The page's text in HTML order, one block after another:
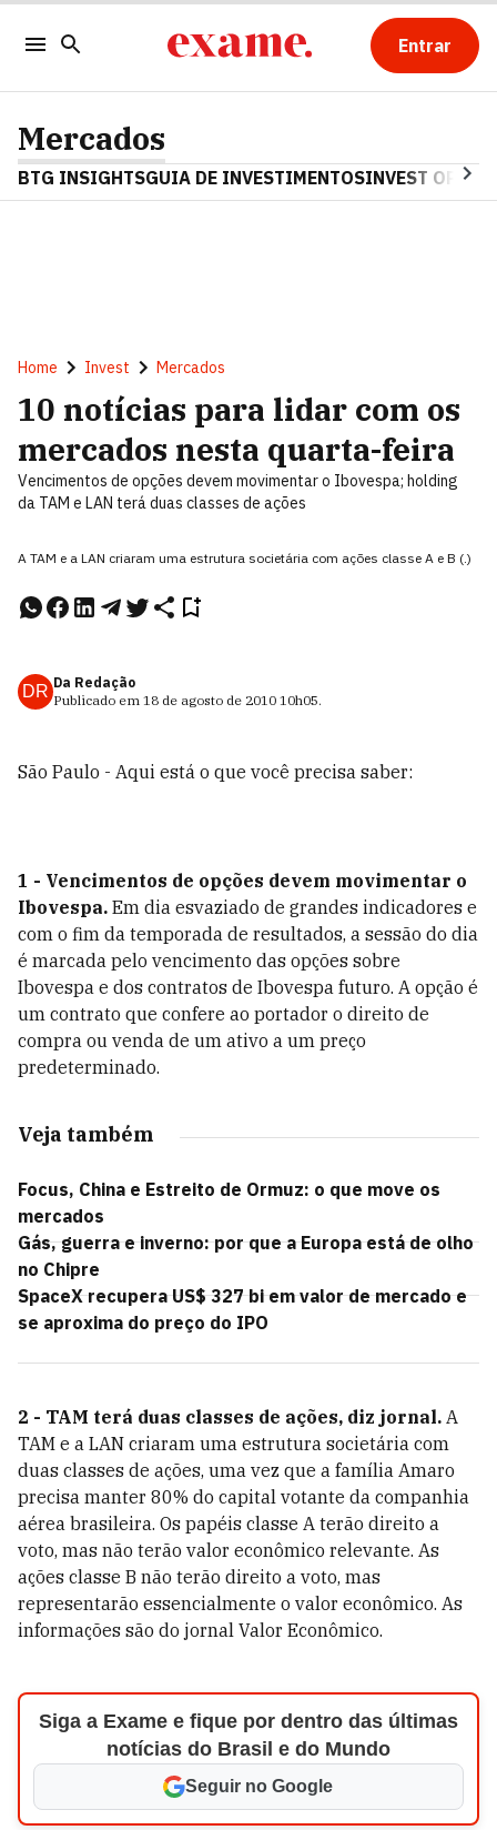
Entrar
Mercados
BTG INSIGHTSGUIA DE INVESTIMENTOSINVEST OPINA
Home Invest Mercados
10 notícias para lidar com os
mercados nesta quarta-feira
Vencimentos de opções devem movimentar o Ibovespa; holding
da TAM e LAN terá duas classes de ações
A TAM e a LAN criaram uma estrutura societária com ações classe A e B (.)
DR Da Redação
Publicado em 18 de agosto de 2010 10h05.
São Paulo - Aqui está o que você precisa saber:
1 - Vencimentos de opções devem movimentar o
Ibovespa. Em dia esvaziado de grandes indicadores e
com o fim da temporada de resultados, a sessão do dia
é marcada pelo vencimento das opções sobre
Ibovespa e dos contratos de Ibovespa futuro. A opção é
um contrato que confere ao portador o direito de
compra ou venda de um ativo a um preço
predeterminado.
Veja também
Focus, China e Estreito de Ormuz: o que move os
mercados
Gás, guerra e inverno: por que a Europa está de olho
no Chipre
SpaceX recupera US$ 327 bi em valor de mercado e
se aproxima do preço do IPO
2 - TAM terá duas classes de ações, diz jornal. A
TAM e a LAN criaram uma estrutura societária com
duas classes de ações, uma vez que a família Amaro
precisa manter 80% do capital votante da companhia
aérea brasileira. Os papéis classe A terão direito a
voto, mas não terão valor econômico relevante. As
ações classe B não terão direito a voto, mas
representarão essencialmente o valor econômico. As
informações são do jornal Valor Econômico.
Siga a Exame e fique por dentro das últimas
notícias do Brasil e do Mundo
Seguir no Google